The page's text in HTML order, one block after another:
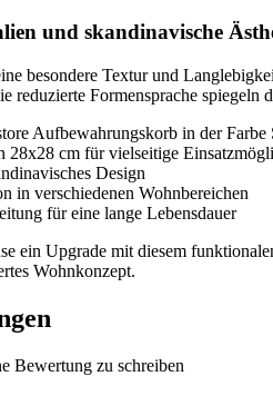
und skandinavische
besondere Textur und
reduzierte Formensprache
Aufbewahrungskorb in der Farbe
28x28 cm für vielseitige
Design
in verschiedenen Wohnbereichen
für eine lange Lebensdauer
ein Upgrade mit diesem
Wohnkonzept.
Bewertung zu schreiben